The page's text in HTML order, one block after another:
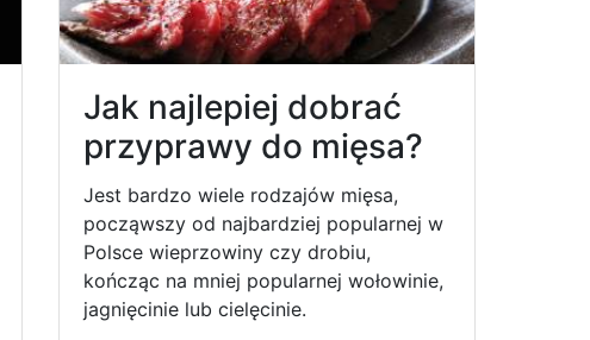
Jak najlepiej dobrać
przyprawy do mięsa?
Jest bardzo wiele rodzajów mięsa,
począwszy od najbardziej popularnej w
Polsce wieprzowiny czy drobiu,
kończąc na mniej popularnej wołowinie,
jagnięcinie lub cielęcinie.